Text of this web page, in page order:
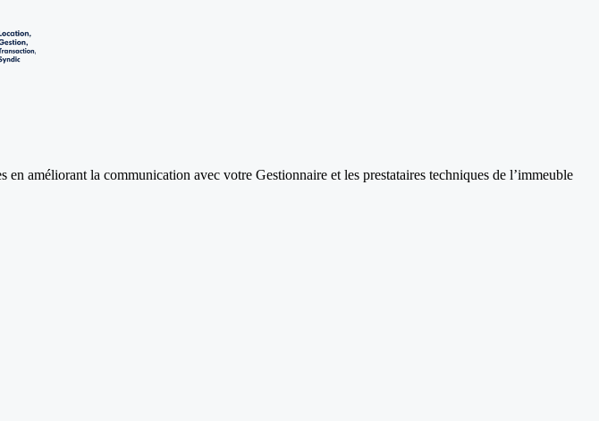
améliorant la communication avec votre Gestionnaire et les prestataires techniques de l’immeuble